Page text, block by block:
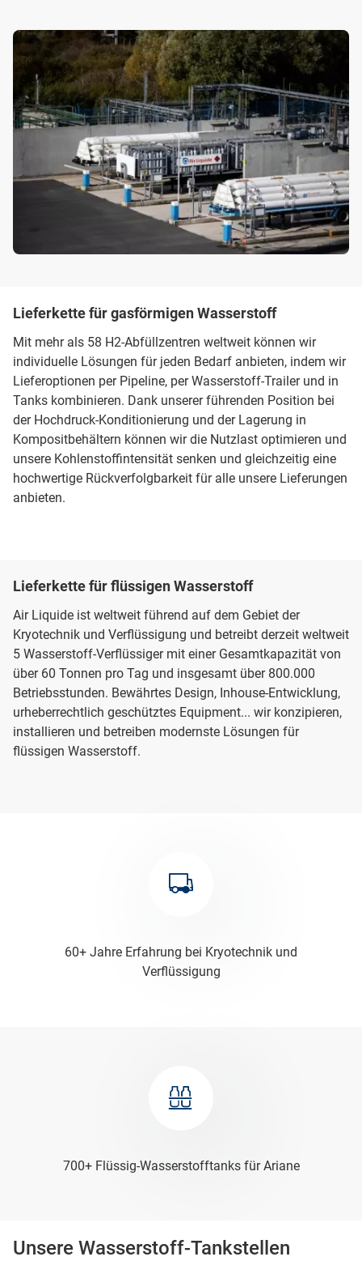
Lieferkette für gasförmigen Wasserstoff
Mit mehr als 58 H2-Abfüllzentren weltweit können wir
individuelle Lösungen für jeden Bedarf anbieten, indem wir
Lieferoptionen per Pipeline, per Wasserstoff-Trailer und in
Tanks kombinieren. Dank unserer führenden Position bei
der Hochdruck-Konditionierung und der Lagerung in
Kompositbehältern können wir die Nutzlast optimieren und
unsere Kohlenstoffintensität senken und gleichzeitig eine
hochwertige Rückverfolgbarkeit für alle unsere Lieferungen
anbieten.
Lieferkette für flüssigen Wasserstoff
Air Liquide ist weltweit führend auf dem Gebiet der
Kryotechnik und Verflüssigung und betreibt derzeit weltweit
5 Wasserstoff-Verflüssiger mit einer Gesamtkapazität von
über 60 Tonnen pro Tag und insgesamt über 800.000
Betriebsstunden. Bewährtes Design, Inhouse-Entwicklung,
urheberrechtlich geschütztes Equipment... wir konzipieren,
installieren und betreiben modernste Lösungen für
flüssigen Wasserstoff.
60+ Jahre Erfahrung bei Kryotechnik und
Verflüssigung
700+ Flüssig-Wasserstofftanks für Ariane
Unsere Wasserstoff-Tankstellen